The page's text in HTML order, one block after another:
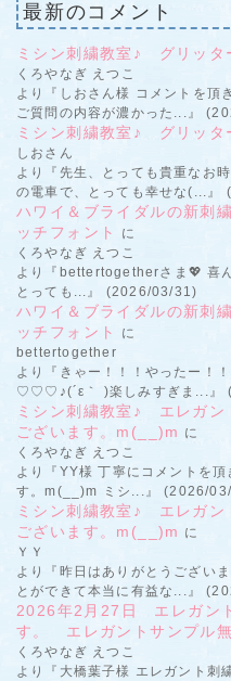
最新のコメント
ミシン刺繍教室♪ グリッ
くろやなぎ えつこ
より『しおさん様 コメントを頂
ご質問の内容が濃かった...』
ミシン刺繍教室♪ グリッ
しおさん
より『先生、とっても貴重なお
の電車で、とっても幸せな(...
ハワイ＆ブライダルの新刺
ッチフォント
に
くろやなぎ えつこ
より『bettertogetherさま💖 喜
とっても...』 (2026/03/31)
ハワイ＆ブライダルの新刺
ッチフォント
に
bettertogether
より『きゃー！！！やったー！
♡♡♡♪(´ε｀ )楽しみすぎま...』
ミシン刺繍教室♪ エレガン
ございます。m(__)m に
くろやなぎ えつこ
より『YY様 丁寧にコメントを
す。m(__)m ミシ...』 (2026/
ミシン刺繍教室♪ エレガン
ございます。m(__)m に
ＹＹ
より『昨日はありがとうござい
とができて本当に有益な...』
2026年2月27日 エレガン
す。 エレガントサンプル
くろやなぎ えつこ
より『大橋葉子様 エレガント刺